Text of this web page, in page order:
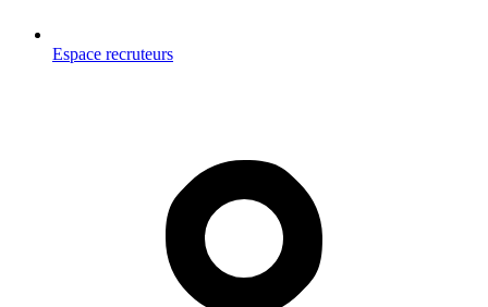
Espace recruteurs